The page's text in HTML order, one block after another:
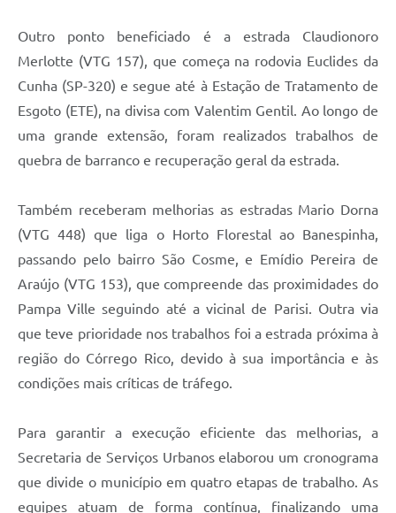
Outro ponto beneficiado é a estrada Claudionoro
Merlotte (VTG 157), que começa na rodovia Euclides da
Cunha (SP-320) e segue até à Estação de Tratamento de
Esgoto (ETE), na divisa com Valentim Gentil. Ao longo de
uma grande extensão, foram realizados trabalhos de
quebra de barranco e recuperação geral da estrada.
Também receberam melhorias as estradas Mario Dorna
(VTG 448) que liga o Horto Florestal ao Banespinha,
passando pelo bairro São Cosme, e Emídio Pereira de
Araújo (VTG 153), que compreende das proximidades do
Pampa Ville seguindo até a vicinal de Parisi. Outra via
que teve prioridade nos trabalhos foi a estrada próxima à
região do Córrego Rico, devido à sua importância e às
condições mais críticas de tráfego.
Para garantir a execução eficiente das melhorias, a
Secretaria de Serviços Urbanos elaborou um cronograma
que divide o município em quatro etapas de trabalho. As
equipes atuam de forma contínua, finalizando uma